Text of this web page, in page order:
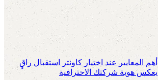
أهم المعايير عند اختيار كاونتر استقبال راقٍ
يعكس هوية شركتك الاحترافية